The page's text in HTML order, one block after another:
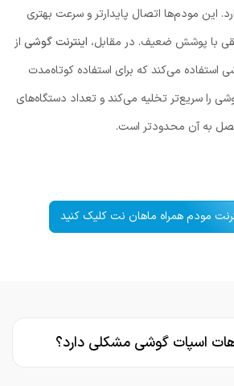
این مودم‌ها اتصال پایدارتر و سرعت بهتری
با پوشش ضعیف. در مقابل، اینترنت گوشی از
استفاده می‌کند که برای استفاده کوتاه‌مدت
را سریع‌تر تخلیه می‌کند و تعداد دستگاه‌های
به آن محدودتر است.
مودم همراه ماهان نت کلیک کنید
هات اسپات گوشی مشکلی دارد؟